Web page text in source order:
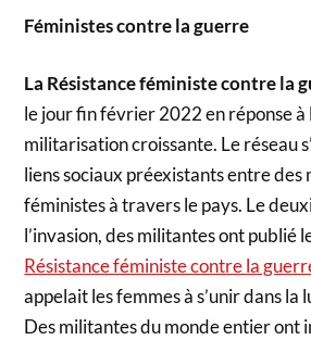
Féministes contre la guerre
La Résistance féministe contre la
le jour fin février 2022 en réponse à
militarisation croissante. Le réseau
liens sociaux préexistants entre des
féministes à travers le pays. Le
l’invasion, des militantes ont publié
Résistance féministe contre la
appelait les femmes à s’unir dans la
Des militantes du monde entier ont